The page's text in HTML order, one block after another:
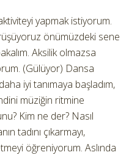
yapmak istiyorum.
önümüzdeki sene
Aksilik olmazsa
(Gülüyor) Dansa
iyi tanımaya başladım,
müziğin ritmine
Kim ne der? Nasıl
tadını çıkarmayı,
öğreniyorum. Aslında